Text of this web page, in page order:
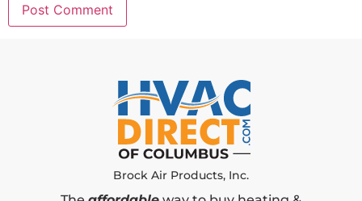
Brock Air Products, Inc.